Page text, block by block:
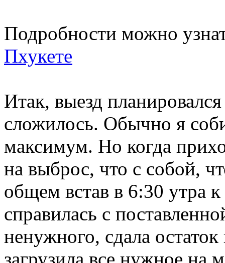
Подробности можно
Пхукете
Итак, выезд
сложилось. Обычно я
максимум. Но когда
на выброс, что с собой,
общем встав в 6:30 утра
справилась с
ненужного, сдала